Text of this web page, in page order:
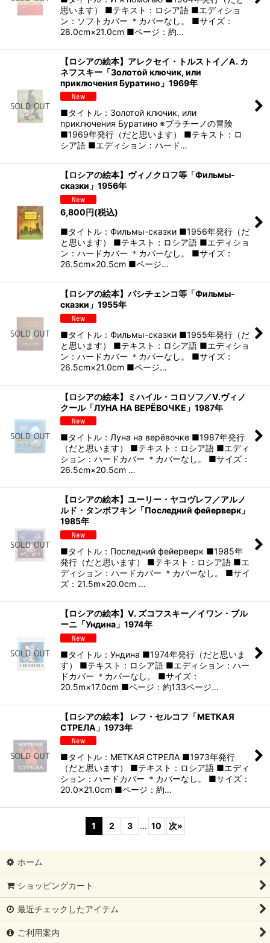
思います） ■テキスト：ロシア語 ■エディショ
ン：ソフトカバー ＊カバーなし。 ■サイズ：
28.0cm×21.0cm ■ページ：約…
【ロシアの絵本】アレクセイ・トルストイ／А. カ
ネフスキー「Золотой ключик, или
приключения Буратино」1969年
■タイトル：Золотой ключик, или
приключения Буратино ※ブラチーノの冒険
■1969年発行（だと思います） ■テキスト：ロ
シア語 ■エディション：ハード…
【ロシアの絵本】ヴィノクロフ等「Фильмы-
сказки」1956年
6,800円(税込)
■タイトル：Фильмы-сказки ■1956年発行（だ
と思います） ■テキスト：ロシア語 ■エディショ
ン：ハードカバー ＊カバーなし。 ■サイズ：
26.5cm×20.5cm ■ページ…
【ロシアの絵本】パシチェンコ等「Фильмы-
сказки」1955年
■タイトル：Фильмы-сказки ■1955年発行（だ
と思います） ■テキスト：ロシア語 ■エディショ
ン：ハードカバー ＊カバーなし。 ■サイズ：
26.5cm×21.0cm ■ページ…
【ロシアの絵本】ミハイル・コロソフ／V.ヴィノ
クール「ЛУНА НА ВЕРЁВОЧКЕ」1987年
■タイトル：Луна на верёвочке ■1987年発行
（だと思います） ■テキスト：ロシア語 ■エディ
ション：ハードカバー ＊カバーなし。 ■サイズ：
26.5cm×20.5cm …
【ロシアの絵本】ユーリー・ヤコヴレフ／アルノ
ルド・タンボフキン「Последний фейерверк」
1985年
■タイトル：Последний фейерверк ■1985年
発行（だと思います） ■テキスト：ロシア語 ■エ
ディション：ハードカバー ＊カバーなし。 ■サイ
ズ：21.5m×20.0cm …
【ロシアの絵本】V. ズコフスキー／イワン・ブル
ーニ「Ундина」1974年
■タイトル：Ундина ■1974年発行（だと思いま
す） ■テキスト：ロシア語 ■エディション：ハー
ドカバー ＊カバーなし。 ■サイズ：
20.5m×17.0cm ■ページ：約133ページ…
【ロシアの絵本】 レフ・セルコフ「МЕТКАЯ
СТРЕЛА」1973年
■タイトル：МЕТКАЯ СТРЕЛА ■1973年発行
（だと思います） ■テキスト：ロシア語 ■エディ
ション：ハードカバー ＊カバーなし。 ■サイズ：
20.0×21.0cm ■ページ：約…
1 2 3 ... 10 次»
ホーム
ショッピングカート
最近チェックしたアイテム
ご利用案内